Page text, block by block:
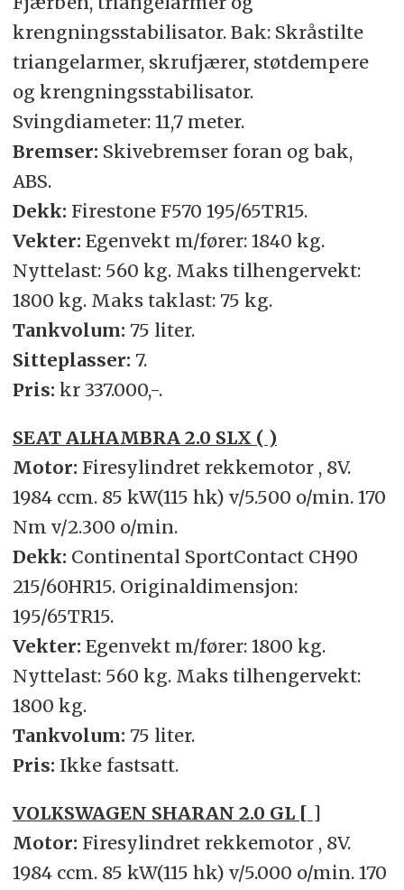
krengningsstabilisator. Bak: Skråstilte
triangelarmer, skrufjærer, støtdempere
og krengningsstabilisator.
Svingdiameter: 11,7 meter.
Bremser: Skivebremser foran og bak,
ABS.
Dekk: Firestone F570 195/65TR15.
Vekter: Egenvekt m/fører: 1840 kg.
Nyttelast: 560 kg. Maks tilhengervekt:
1800 kg. Maks taklast: 75 kg.
Tankvolum: 75 liter.
Sitteplasser: 7.
Pris: kr 337.000,-.
SEAT ALHAMBRA 2.0 SLX ( )
Motor: Firesylindret rekkemotor , 8V.
1984 ccm. 85 kW(115 hk) v/5.500 o/min. 170
Nm v/2.300 o/min.
Dekk: Continental SportContact CH90
215/60HR15. Originaldimensjon:
195/65TR15.
Vekter: Egenvekt m/fører: 1800 kg.
Nyttelast: 560 kg. Maks tilhengervekt:
1800 kg.
Tankvolum: 75 liter.
Pris: Ikke fastsatt.
VOLKSWAGEN SHARAN 2.0 GL [ ]
Motor: Firesylindret rekkemotor , 8V.
1984 ccm. 85 kW(115 hk) v/5.000 o/min. 170